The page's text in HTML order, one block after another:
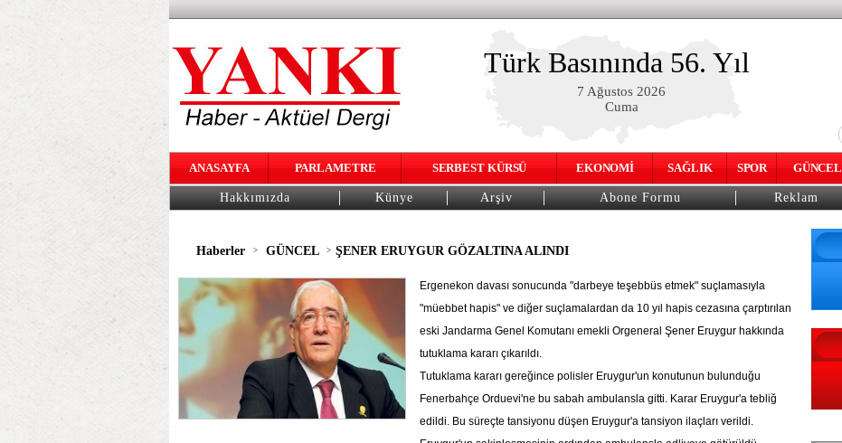
Türk Basınında 56. Yıl
7 Ağustos 2026
Cuma
ANASAYFA PARLAMETRE SERBEST KÜRSÜ EKONOMİ SAĞLIK SPOR GÜNCEL
Hakkımızda Künye Arşiv Abone Formu Reklam
Haberler > GÜNCEL > ŞENER ERUYGUR GÖZALTINA ALINDI
Ergenekon davası sonucunda "darbeye teşebbüs etmek" suçlamasıyla
"müebbet hapis" ve diğer suçlamalardan da 10 yıl hapis cezasına çarptırılan
eski Jandarma Genel Komutanı emekli Orgeneral Şener Eruygur hakkında
tutuklama kararı çıkarıldı.
Tutuklama kararı gereğince polisler Eruygur'un konutunun bulunduğu
Fenerbahçe Orduevi'ne bu sabah ambulansla gitti. Karar Eruygur'a tebliğ
edildi. Bu süreçte tansiyonu düşen Eruygur'a tansiyon ilaçları verildi.